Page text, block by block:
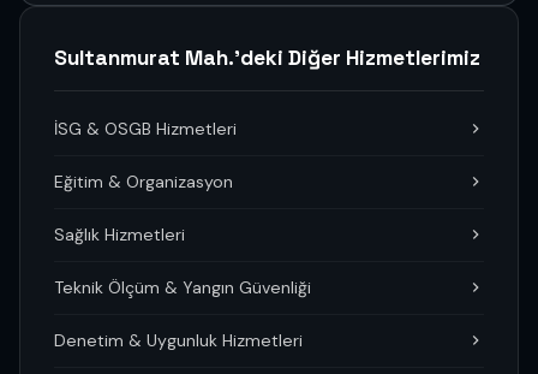
Sultanmurat Mah.'deki Diğer Hizmetlerimiz
İSG & OSGB Hizmetleri
Eğitim & Organizasyon
Sağlık Hizmetleri
Teknik Ölçüm & Yangın Güvenliği
Denetim & Uygunluk Hizmetleri